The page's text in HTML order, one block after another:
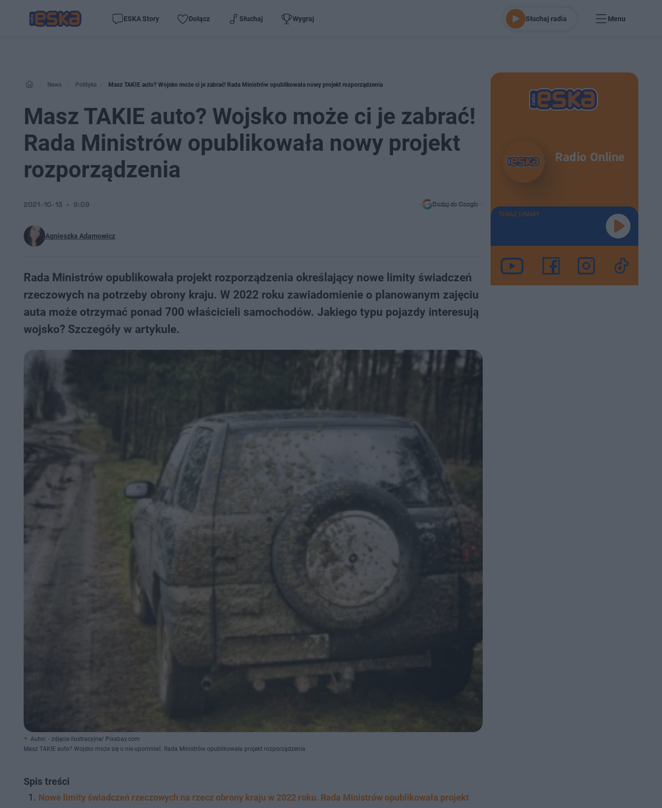
ESKA Story Dołącz Słuchaj Wygraj Słuchaj radia Menu
News Polityka Masz TAKIE auto? Wojsko może ci je zabrać! Rada Ministrów opublikowała nowy projekt rozporządzenia
Masz TAKIE auto? Wojsko może ci je zabrać!
Rada Ministrów opublikowała nowy projekt
rozporządzenia
Agnieszka Adamowicz
2021-10-13 9:09 Dodaj do Google
Rada Ministrów opublikowała projekt rozporządzenia określający nowe limity świadczeń
rzeczowych na potrzeby obrony kraju. W 2022 roku zawiadomienie o planowanym zajęciu
auta może otrzymać ponad 700 właścicieli samochodów. Jakiego typu pojazdy interesują
wojsko? Szczegóły w artykule.
Autor: - zdjęcie ilustracyjne/ Pixabay.com
Masz TAKIE auto? Wojsko może się o nie upomnieć. Rada Ministrów opublikowała projekt rozporządzenia
Spis treści
Nowe limity świadczeń rzeczowych na rzecz obrony kraju w 2022 roku. Rada Ministrów opublikowała projekt
Radio Online
TERAZ GRAMY